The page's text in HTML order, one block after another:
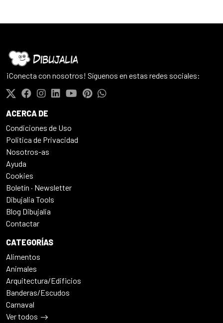
¡Conecta con nosotros! Síguenos en estas redes sociales:
ACERCA DE
Condiciones de Uso
Politica de Privacidad
Nosotros-as
Ayuda
Cookies
Boletín · Newsletter
Dibujalia Tools
Blog Dibujalia
Contactar
CATEGORÍAS
Alimentos
Animales
Arquitectura/Edificios
Banderas/Escudos
Carnaval
Ver todos